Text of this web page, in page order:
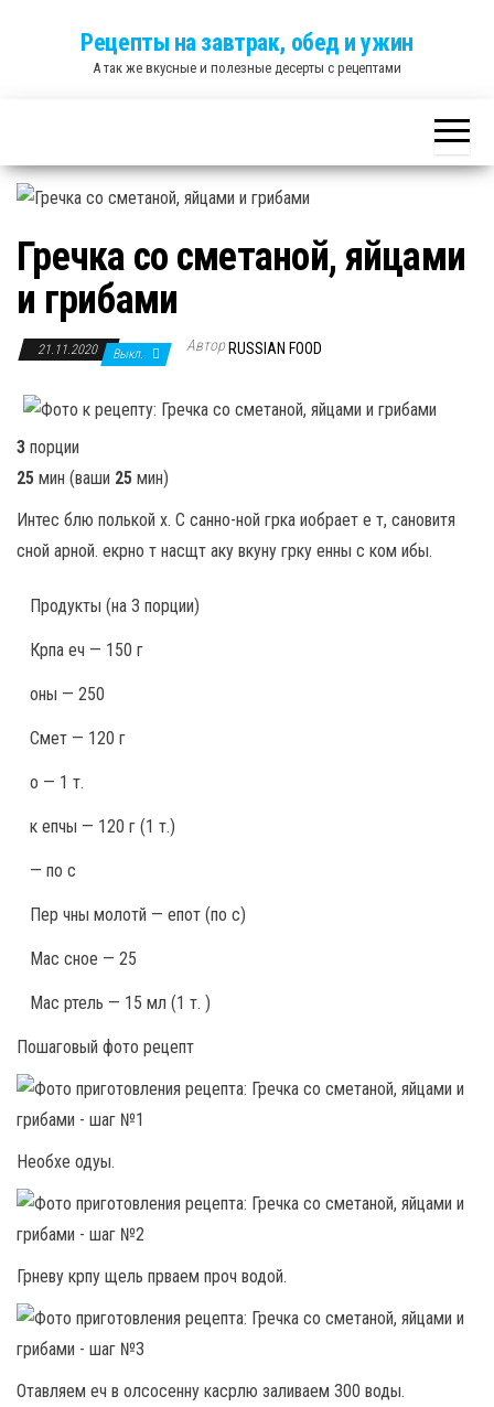
Рецепты на завтрак, обед и ужин
А так же вкусные и полезные десерты с рецептами
Гречка со сметаной, яйцами
и грибами
21.11.2020 Выкл. Автор RUSSIAN FOOD
3 порции
25 мин (ваши 25 мин)
Интес блю полькой х. С санно-ной грка иобрает е т, сановитя
сной арной. екрно т насщт аку вкуну грку енны с ком ибы.
Продукты (на 3 порции)
Крпа еч — 150 г
оны — 250
Смет — 120 г
о — 1 т.
к епчы — 120 г (1 т.)
— по с
Пер чны молотй — епот (по с)
Мас сное — 25
Мас ртель — 15 мл (1 т. )
Пошаговый фото рецепт
Необхе одуы.
Грневу крпу щель прваем проч водой.
Отавляем еч в олсосенну касрлю заливаем 300 воды.